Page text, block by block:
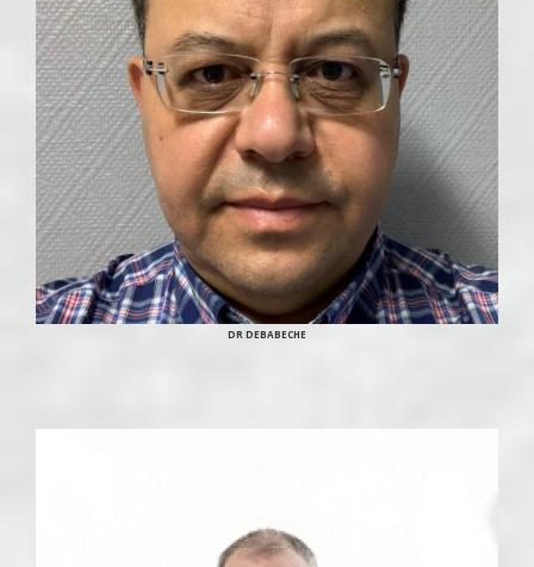
DR DEBABECHE